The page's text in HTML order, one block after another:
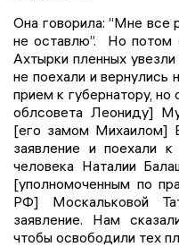
Она говорила: “Мне все
не оставлю”. Но потом
Ахтырки пленных
не поехали и вернулись
прием к губернатору,
облсовета Леониду]
[его замом Михаилом]
заявление и поехали
человека Наталии
[уполномоченным по
РФ] Москальковой
заявление. Нам
чтобы освободили тех